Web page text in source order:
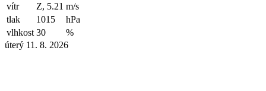
vítr
Z, 5.21 m/s
tlak
1015
hPa
vlhkost 30
%
úterý 11. 8. 2026